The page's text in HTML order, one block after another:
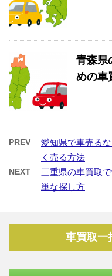
青森県
めの車
PREV
愛知県で車売る
く売る方法
NEXT
三重県の車買取
単な探し方
車買取一